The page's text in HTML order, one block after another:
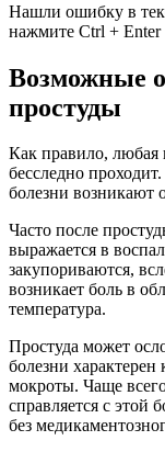
Нашли ошибку в
нажмите Ctrl + Enter
Возможные
простуды
Как правило, любая
бесследно
болезни возникают
Часто после
выражается в
закупориваются,
возникает боль в
температура.
Простуда может
болезни
мокроты. Чаще
справляется с этой
без